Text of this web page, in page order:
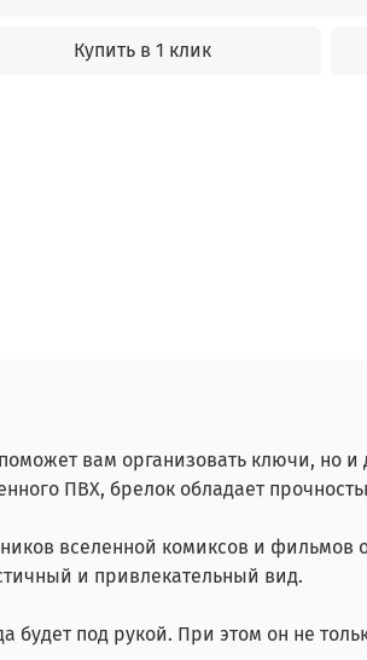
Купить в 1 клик
вам организовать ключи, но и
ПВХ, брелок обладает
вселенной комиксов и фильмов
и привлекательный вид.
под рукой. При этом он не